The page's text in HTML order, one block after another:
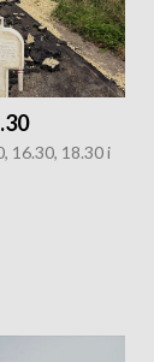
16.30, 18.30 i